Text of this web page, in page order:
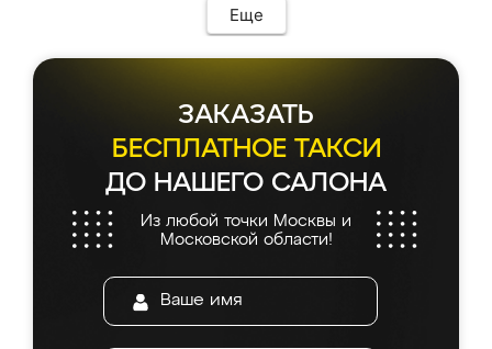
мебель сразу встала на свое место без
каких-либо доработок. Качеством осталась
довольна, все выглядит так, как и ожидала.
Еще
ЗАКАЗАТЬ
БЕСПЛАТНОЕ ТАКСИ
ДО НАШЕГО САЛОНА
Из любой точки Москвы и
Московской области!